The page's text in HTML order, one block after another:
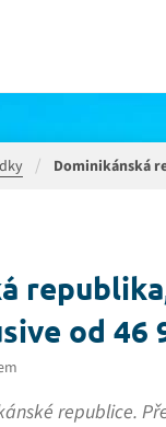
Dominikánská
od 46
republice.